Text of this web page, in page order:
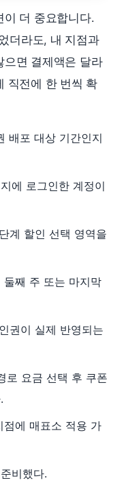
이 더 중요합니다.
더라도, 내 지점과
으면 결제액은 달라
직전에 한 번씩 확
배포 대상 기간인지
에 로그인한 계정이
계 할인 선택 영역을
째 주 또는 마지막
권이 실제 반영되는
로 요금 선택 후 쿠폰
에 매표소 적용 가
비했다.